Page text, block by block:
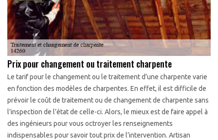
Prix pour changement ou traitement charpente
Le tarif pour le changement ou le traitement d’une charpente varie
en fonction des modèles de charpentes. En effet, il est difficile de
prévoir le coût de traitement ou de changement de charpente sans
l’inspection de l’état de celle-ci. Alors, le mieux est de faire appel à
des ingénieurs pour vous octroyer les renseignements
indispensables pour savoir tout prix de l’intervention. Artisan